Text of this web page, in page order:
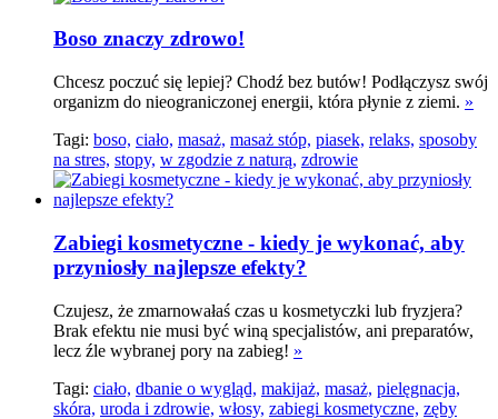
Boso znaczy zdrowo!
Chcesz poczuć się lepiej? Chodź bez butów! Podłączysz swój
organizm do nieograniczonej energii, która płynie z ziemi. »
Tagi: boso, ciało, masaż, masaż stóp, piasek, relaks, sposoby
na stres, stopy, w zgodzie z naturą, zdrowie
Zabiegi kosmetyczne - kiedy je wykonać, aby
przyniosły najlepsze efekty?
Czujesz, że zmarnowałaś czas u kosmetyczki lub fryzjera?
Brak efektu nie musi być winą specjalistów, ani preparatów,
lecz źle wybranej pory na zabieg! »
Tagi: ciało, dbanie o wygląd, makijaż, masaż, pielęgnacja,
skóra, uroda i zdrowie, włosy, zabiegi kosmetyczne, zęby